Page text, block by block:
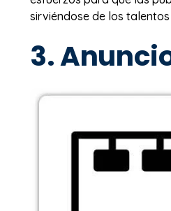
sirviéndose de los
3.